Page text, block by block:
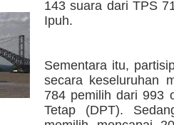
143 suara dari TPS
Ipuh.
Sementara itu,
secara keseluruhan
784 pemilih dari 993
Tetap (DPT).